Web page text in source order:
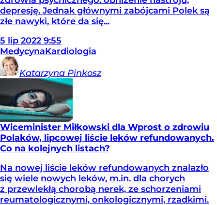
depresję. Jednak głównymi zabójcami Polek są
złe nawyki, które da się...
5 lip 2022 9:55
MedycynaKardiologia
Katarzyna Pinkosz
Wiceminister Miłkowski dla Wprost o zdrowiu
Polaków, lipcowej liście leków refundowanych.
Co na kolejnych listach?
Na nowej liście leków refundowanych znalazło
się wiele nowych leków, m.in. dla chorych
z przewlekłą chorobą nerek, ze schorzeniami
reumatologicznymi, onkologicznymi, rzadkimi.